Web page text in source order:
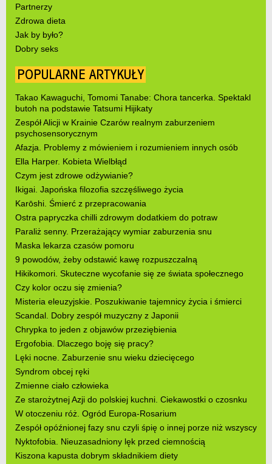
Partnerzy
Zdrowa dieta
Jak by było?
Dobry seks
POPULARNE ARTYKUŁY
Takao Kawaguchi, Tomomi Tanabe: Chora tancerka. Spektakl
butoh na podstawie Tatsumi Hijikaty
Zespół Alicji w Krainie Czarów realnym zaburzeniem
psychosensorycznym
Afazja. Problemy z mówieniem i rozumieniem innych osób
Ella Harper. Kobieta Wielbłąd
Czym jest zdrowe odżywianie?
Ikigai. Japońska filozofia szczęśliwego życia
Karōshi. Śmierć z przepracowania
Ostra papryczka chilli zdrowym dodatkiem do potraw
Paraliż senny. Przerażający wymiar zaburzenia snu
Maska lekarza czasów pomoru
9 powodów, żeby odstawić kawę rozpuszczalną
Hikikomori. Skuteczne wycofanie się ze świata społecznego
Czy kolor oczu się zmienia?
Misteria eleuzyjskie. Poszukiwanie tajemnicy życia i śmierci
Scandal. Dobry zespół muzyczny z Japonii
Chrypka to jeden z objawów przeziębienia
Ergofobia. Dlaczego boję się pracy?
Lęki nocne. Zaburzenie snu wieku dziecięcego
Syndrom obcej ręki
Zmienne ciało człowieka
Ze starożytnej Azji do polskiej kuchni. Ciekawostki o czosnku
W otoczeniu róż. Ogród Europa-Rosarium
Zespół opóźnionej fazy snu czyli śpię o innej porze niż wszyscy
Nyktofobia. Nieuzasadniony lęk przed ciemnością
Kiszona kapusta dobrym składnikiem diety